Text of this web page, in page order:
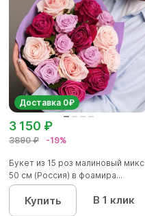
Доставка 0₽
3890 ₽ -19%
3 150 ₽
Букет из 15 роз малиновый микс
50 см (Россия) в фоамира...
Купить В 1 клик